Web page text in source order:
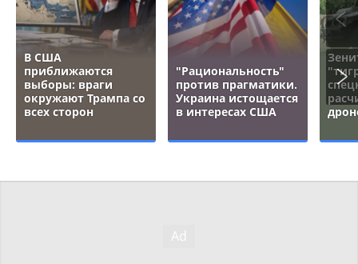
В США
приближаются
выборы: враги
окружают Трампа со
всех сторон
"Рациональность"
против прагматики.
Украина истощается
в интересах США